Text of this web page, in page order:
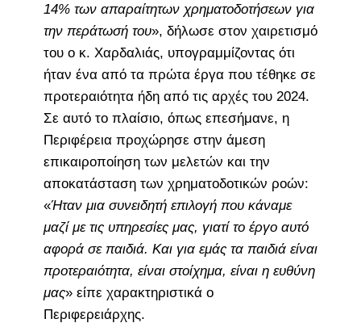
14% των απαραίτητων χρηματοδοτήσεων για
την περάτωσή του», δήλωσε στον χαιρετισμό
του ο κ. Χαρδαλιάς, υπογραμμίζοντας ότι
ήταν ένα από τα πρώτα έργα που τέθηκε σε
προτεραιότητα ήδη από τις αρχές του 2024.
Σε αυτό το πλαίσιο, όπως επεσήμανε, η
Περιφέρεια προχώρησε στην άμεση
επικαιροποίηση των μελετών και την
αποκατάσταση των χρηματοδοτικών ροών:
«Ήταν μια συνειδητή επιλογή που κάναμε
μαζί με τις υπηρεσίες μας, γιατί το έργο αυτό
αφορά σε παιδιά. Και για εμάς τα παιδιά είναι
προτεραιότητα, είναι στοίχημα, είναι η ευθύνη
μας» είπε χαρακτηριστικά ο
Περιφερειάρχης.